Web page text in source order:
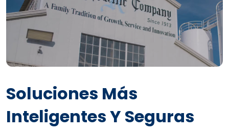
Soluciones Más
Inteligentes Y Seguras